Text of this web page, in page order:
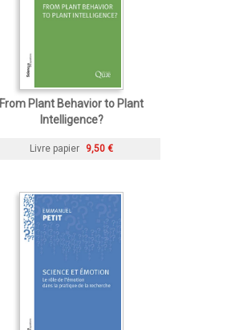
From Plant Behavior to Plant
Intelligence?
Livre papier 9,50 €